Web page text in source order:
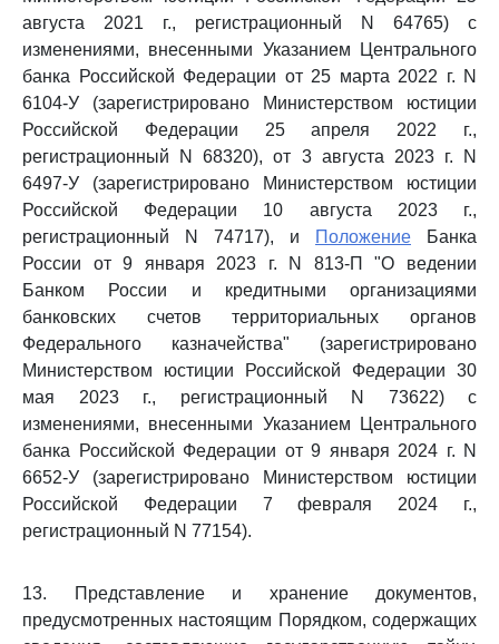
августа 2021 г., регистрационный N 64765) с
изменениями, внесенными Указанием Центрального
банка Российской Федерации от 25 марта 2022 г. N
6104-У (зарегистрировано Министерством юстиции
Российской Федерации 25 апреля 2022 г.,
регистрационный N 68320), от 3 августа 2023 г. N
6497-У (зарегистрировано Министерством юстиции
Российской Федерации 10 августа 2023 г.,
регистрационный N 74717), и
Положение Банка
России от 9 января 2023 г. N 813-П "О ведении
Банком России и кредитными организациями
банковских счетов территориальных органов
Федерального казначейства" (зарегистрировано
Министерством юстиции Российской Федерации 30
мая 2023 г., регистрационный N 73622) с
изменениями, внесенными Указанием Центрального
банка Российской Федерации от 9 января 2024 г. N
6652-У (зарегистрировано Министерством юстиции
Российской Федерации 7 февраля 2024 г.,
регистрационный N 77154).
13. Представление и хранение документов,
предусмотренных настоящим Порядком, содержащих